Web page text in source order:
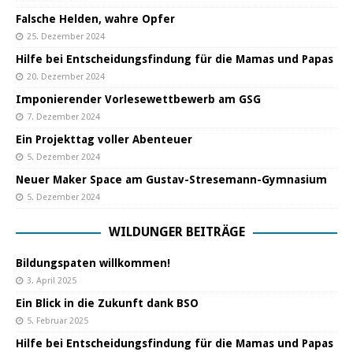
Falsche Helden, wahre Opfer
25. Dezember 2024
Hilfe bei Entscheidungsfindung für die Mamas und Papas
20. Dezember 2024
Imponierender Vorlesewettbewerb am GSG
7. Dezember 2024
Ein Projekttag voller Abenteuer
5. Dezember 2024
Neuer Maker Space am Gustav-Stresemann-Gymnasium
5. Dezember 2024
WILDUNGER BEITRÄGE
Bildungspaten willkommen!
3. April 2025
Ein Blick in die Zukunft dank BSO
5. Februar 2025
Hilfe bei Entscheidungsfindung für die Mamas und Papas